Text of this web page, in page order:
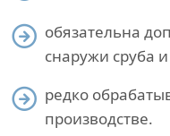
обязательна
снаружи сруба
редко
производстве.